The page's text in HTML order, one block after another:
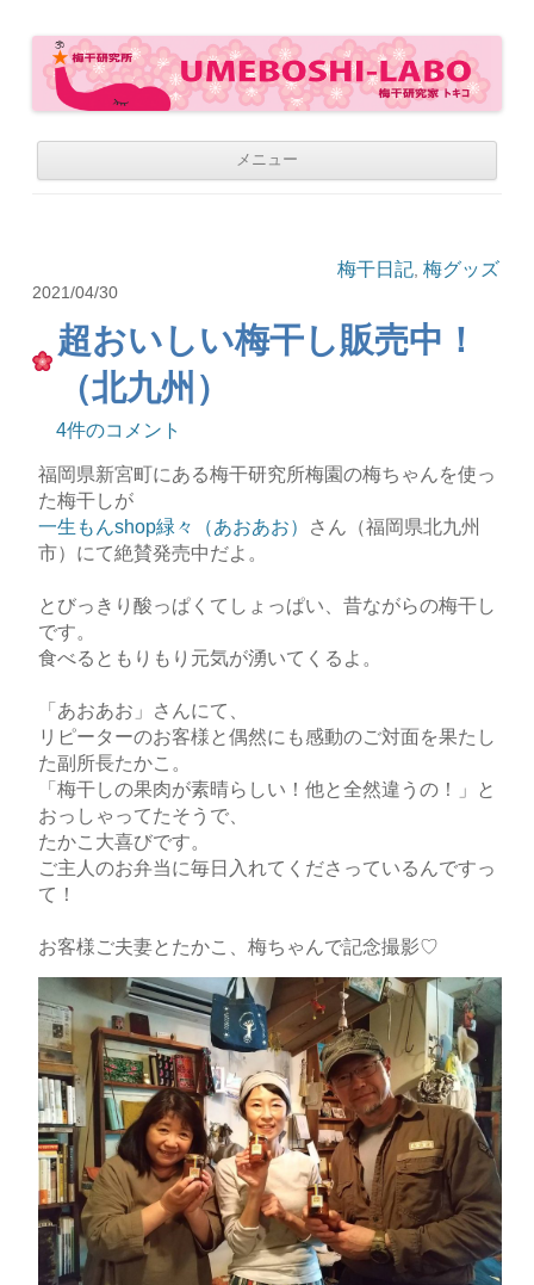
WE LOVE UMEBOSHI
メニュー
梅干日記, 梅グッズ
2021/04/30
超おいしい梅干し販売中！
（北九州）
4件のコメント
福岡県新宮町にある梅干研究所梅園の梅ちゃんを使っ
た梅干しが
一生もんshop緑々（あおあお） さん（福岡県北九州
市）にて絶賛発売中だよ。
とびっきり酸っぱくてしょっぱい、昔ながらの梅干し
です。
食べるともりもり元気が湧いてくるよ。
「あおあお」さんにて、
リピーターのお客様と偶然にも感動のご対面を果たし
た副所長たかこ。
「梅干しの果肉が素晴らしい！他と全然違うの！」と
おっしゃってたそうで、
たかこ大喜びです。
ご主人のお弁当に毎日入れてくださっているんですっ
て！
お客様ご夫妻とたかこ、梅ちゃんで記念撮影♡